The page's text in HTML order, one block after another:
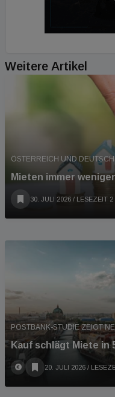
Weitere Artikel
ÖSTERREICH UND
Mieten immer
30. JULI 2026 / LESEZEIT 2
POSTBANK-STUDIE ZEIGT
Kauf schlägt Miete in
20. JULI 2026 /